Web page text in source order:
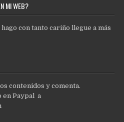
MI WEB?
con tanto cariño llegue a más
contenidos y comenta.
en Paypal a